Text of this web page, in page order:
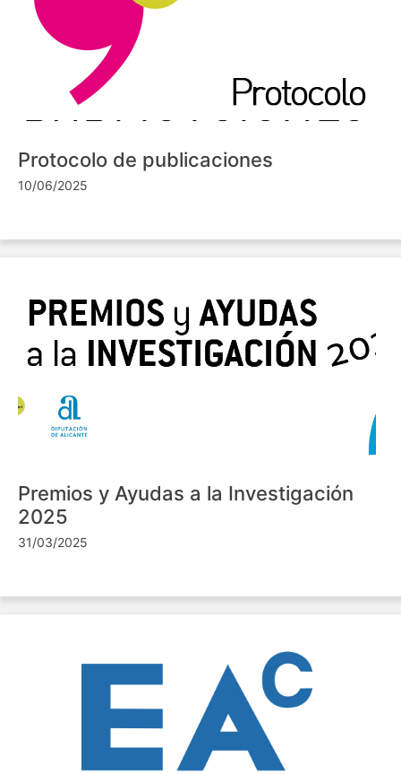
Protocolo de publicaciones
10/06/2025
Premios y Ayudas a la Investigación
2025
31/03/2025